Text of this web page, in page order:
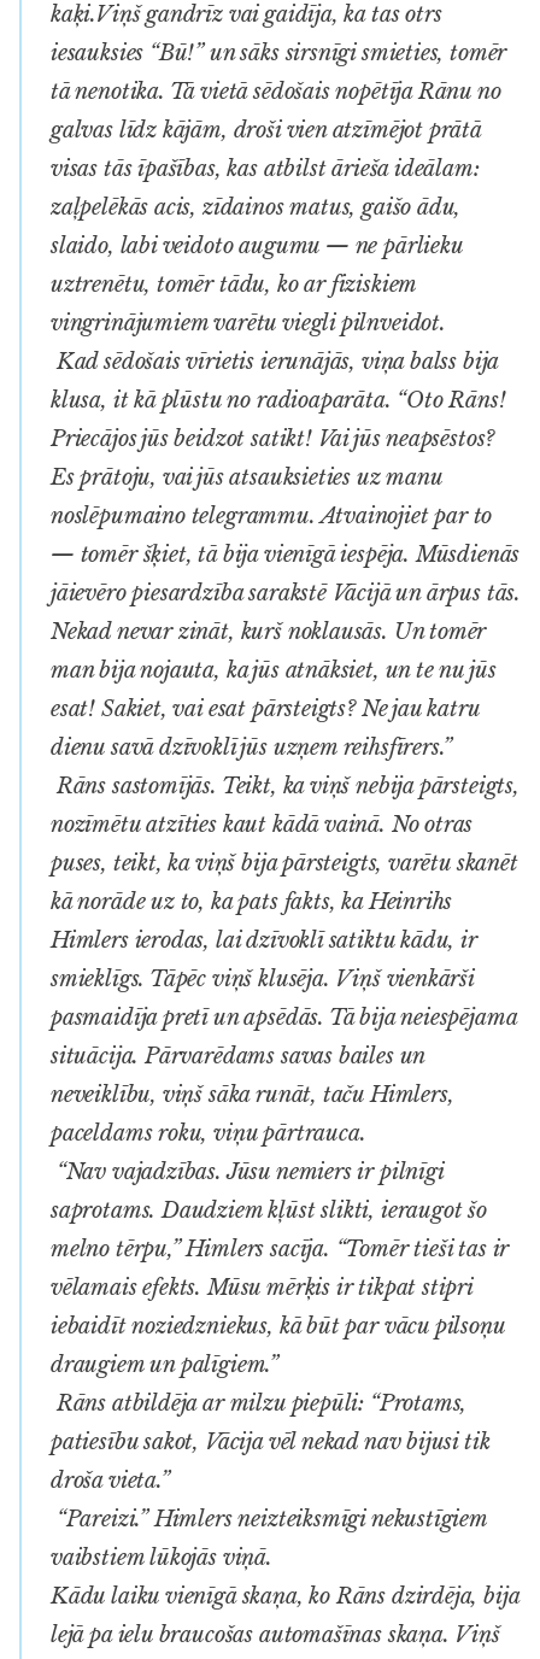
kaķi.Viņš gandrīz vai gaidīja, ka tas otrs
iesauksies “Bū!” un sāks sirsnīgi smieties, tomēr
tā nenotika. Tā vietā sēdošais nopētīja Rānu no
galvas līdz kājām, droši vien atzīmējot prātā
visas tās īpašības, kas atbilst ārieša ideālam:
zaļpelēkās acis, zīdainos matus, gaišo ādu,
slaido, labi veidoto augumu — ne pārlieku
uztrenētu, tomēr tādu, ko ar fiziskiem
vingrinājumiem varētu viegli pilnveidot.
Kad sēdošais vīrietis ierunājās, viņa balss bija
klusa, it kā plūstu no radioaparāta. “Oto Rāns!
Priecājos jūs beidzot satikt! Vai jūs neapsēstos?
Es prātoju, vai jūs atsauksieties uz manu
noslēpumaino telegrammu. Atvainojiet par to
— tomēr šķiet, tā bija vienīgā iespēja. Mūsdienās
jāievēro piesardzība sarakstē Vācijā un ārpus tās.
Nekad nevar zināt, kurš noklausās. Un tomēr
man bija nojauta, ka jūs atnāksiet, un te nu jūs
esat! Sakiet, vai esat pārsteigts? Ne jau katru
dienu savā dzīvoklī jūs uzņem reihsfīrers.”
Rāns sastomījās. Teikt, ka viņš nebija pārsteigts,
nozīmētu atzīties kaut kādā vainā. No otras
puses, teikt, ka viņš bija pārsteigts, varētu skanēt
kā norāde uz to, ka pats fakts, ka Heinrihs
Himlers ierodas, lai dzīvoklī satiktu kādu, ir
smieklīgs. Tāpēc viņš klusēja. Viņš vienkārši
pasmaidīja pretī un apsēdās. Tā bija neiespējama
situācija. Pārvarēdams savas bailes un
neveiklību, viņš sāka runāt, taču Himlers,
paceldams roku, viņu pārtrauca.
“Nav vajadzības. Jūsu nemiers ir pilnīgi
saprotams. Daudziem kļūst slikti, ieraugot šo
melno tērpu,” Himlers sacīja. “Tomēr tieši tas ir
vēlamais efekts. Mūsu mērķis ir tikpat stipri
iebaidīt noziedzniekus, kā būt par vācu pilsoņu
draugiem un palīgiem.”
Rāns atbildēja ar milzu piepūli: “Protams,
patiesību sakot, Vācija vēl nekad nav bijusi tik
droša vieta.”
“Pareizi.” Himlers neizteiksmīgi nekustīgiem
vaibstiem lūkojās viņā.
Kādu laiku vienīgā skaņa, ko Rāns dzirdēja, bija
lejā pa ielu braucošas automašīnas skaņa. Viņš